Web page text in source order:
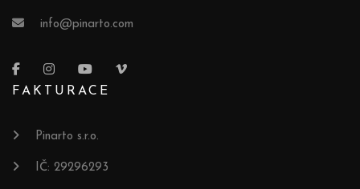
info@pinarto.com
FAKTURACE
Pinarto s.r.o.
IČ: 29296293